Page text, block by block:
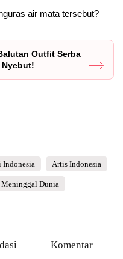
air mata tersebut?
Outfit Serba
Indonesia Artis Indonesia
Dunia
Komentar